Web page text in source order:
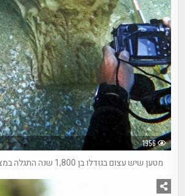
1956
מטען שיש עצום בגודלו בן 1,800 שנה התגלה במצולות בחוף בית ינאי